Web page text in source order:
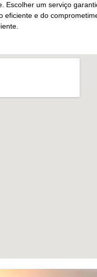
Escolher um serviço
eficiente e do